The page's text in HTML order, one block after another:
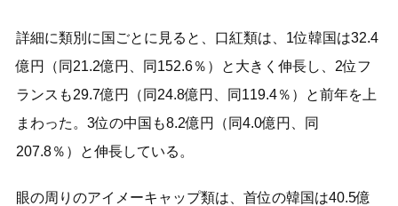
詳細に類別に国ごとに見ると、口紅類は、1位韓国は32.4
億円（同21.2億円、同152.6％）と大きく伸長し、2位フ
ランスも29.7億円（同24.8億円、同119.4％）と前年を上
まわった。3位の中国も8.2億円（同4.0億円、同
207.8％）と伸長している。
眼の周りのアイメーキャップ類は、首位の韓国は40.5億